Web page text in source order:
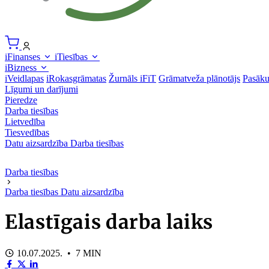
iFinanses
iTiesības
iBizness
iVeidlapas iRokasgrāmatas Žurnāls iFiT Grāmatveža plānotājs
Līgumi un darījumi
Pieredze
Darba tiesības
Lietvedība
Tiesvedības
Datu aizsardzība Darba tiesības
Darba tiesības
Darba tiesības Datu aizsardzība
Elastīgais darba laiks
10.07.2025. • 7 MIN